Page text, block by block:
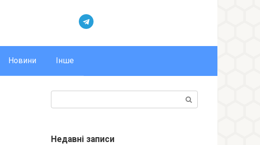
Новини Інше
Недавні записи